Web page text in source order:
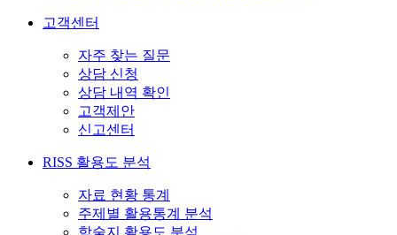
고객센터
자주 찾는 질문
상담 신청
상담 내역 확인
고객제안
신고센터
RISS 활용도 분석
자료 현황 통계
주제별 활용통계 분석
학술지 활용도 분석